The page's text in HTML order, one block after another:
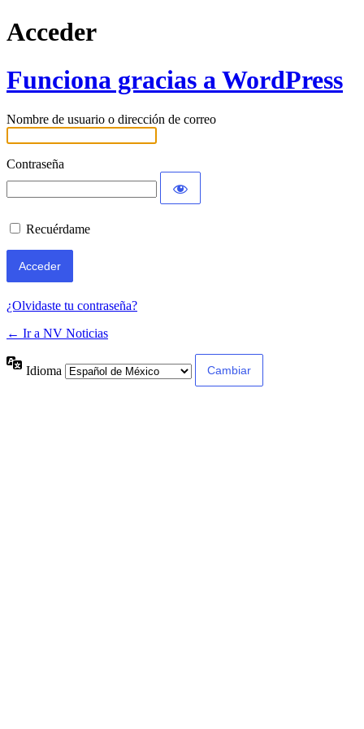
Acceder
Funciona gracias a WordPress
Nombre de usuario o dirección de correo
Contraseña
Recuérdame
¿Olvidaste tu contraseña?
← Ir a NV Noticias
Idioma